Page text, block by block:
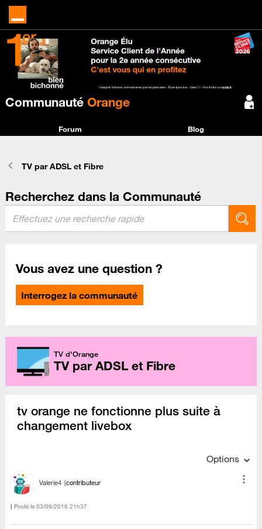
Communauté Orange
Forum Blog
TV par ADSL et Fibre
Recherchez dans la Communauté
Vous avez une question ?
Interrogez la communauté
TV d'Orange
TV par ADSL et Fibre
tv orange ne fonctionne plus suite à
changement livebox
Options
Valerie4 contributeur
Posté le ‎03/09/2016 21h37